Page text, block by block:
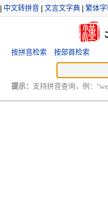
中文转拼音| 文言文字典| 繁体
按拼音检索 按部首检索
提示： 支持拼音查询，例：